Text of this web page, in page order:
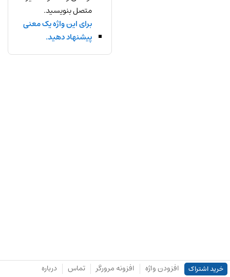
متصل بنویسید.
برای این واژه یک معنی
پیشنهاد دهید.
خرید اشتراک افزودن واژه افزونه مرورگر تماس درباره